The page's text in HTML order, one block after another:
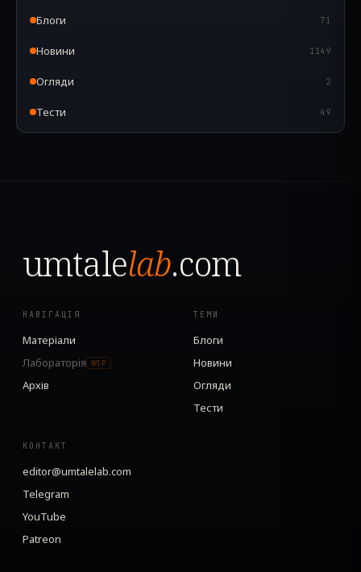
Блоги 71
Новини 1149
Огляди 2
Тести 49
umtalelab.com
НАВІГАЦІЯ
Матеріали
Лабораторія
WIP
Архів
ТЕМИ
Блоги
Новини
Огляди
Тести
КОНТАКТ
editor@umtalelab.com
Telegram
YouTube
Patreon